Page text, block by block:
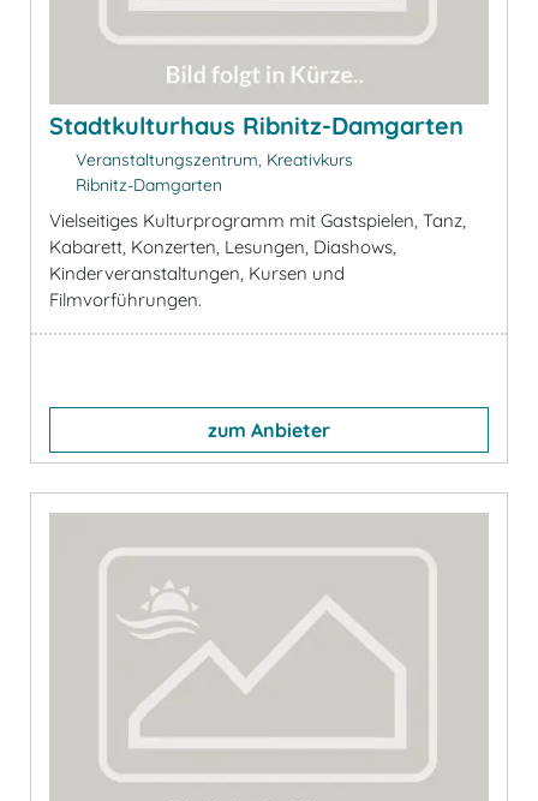
Stadtkulturhaus Ribnitz-Damgarten
Veranstaltungszentrum, Kreativkurs
Ribnitz-Damgarten
Vielseitiges Kulturprogramm mit Gastspielen, Tanz,
Kabarett, Konzerten, Lesungen, Diashows,
Kinderveranstaltungen, Kursen und
Filmvorführungen.
zum Anbieter